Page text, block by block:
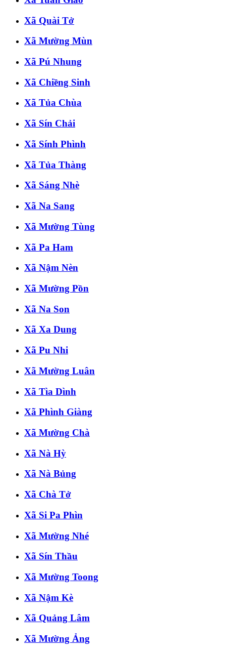
Xã Quài Tở
Xã Mường Mùn
Xã Pú Nhung
Xã Chiềng Sinh
Xã Tủa Chùa
Xã Sín Chải
Xã Sính Phình
Xã Tủa Thàng
Xã Sáng Nhè
Xã Na Sang
Xã Mường Tùng
Xã Pa Ham
Xã Nậm Nèn
Xã Mường Pồn
Xã Na Son
Xã Xa Dung
Xã Pu Nhi
Xã Mường Luân
Xã Tìa Dình
Xã Phình Giàng
Xã Mường Chà
Xã Nà Hỳ
Xã Nà Bủng
Xã Chà Tở
Xã Si Pa Phìn
Xã Mường Nhé
Xã Sín Thầu
Xã Mường Toong
Xã Nậm Kè
Xã Quảng Lâm
Xã Mường Ảng